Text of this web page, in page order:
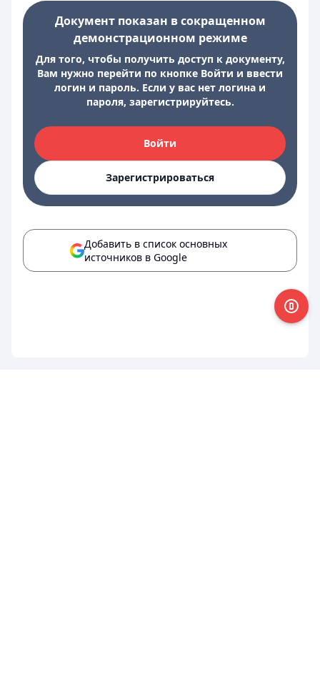
Документ показан в сокращенном
демонстрационном режиме
Для того, чтобы получить доступ к документу,
Вам нужно перейти по кнопке Войти и ввести
логин и пароль. Если у вас нет логина и
пароля, зарегистрируйтесь.
Войти
Зарегистрироваться
Добавить в список основных
источников в Google